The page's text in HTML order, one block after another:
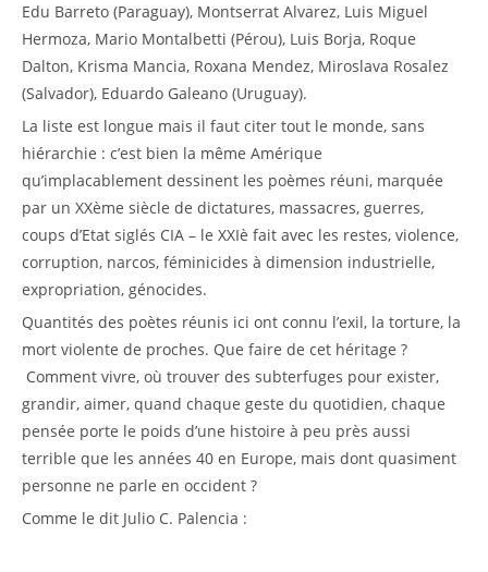
Edu Barreto (Paraguay), Montserrat Alvarez, Luis Miguel
Hermoza, Mario Montalbetti (Pérou), Luis Borja, Roque
Dalton, Krisma Mancia, Roxana Mendez, Miroslava Rosalez
(Salvador), Eduardo Galeano (Uruguay).
La liste est longue mais il faut citer tout le monde, sans
hiérarchie : c’est bien la même Amérique
qu’implacablement dessinent les poèmes réuni, marquée
par un XXème siècle de dictatures, massacres, guerres,
coups d’Etat siglés CIA – le XXIè fait avec les restes, violence,
corruption, narcos, féminicides à dimension industrielle,
expropriation, génocides.
Quantités des poètes réunis ici ont connu l’exil, la torture, la
mort violente de proches. Que faire de cet héritage ?
Comment vivre, où trouver des subterfuges pour exister,
grandir, aimer, quand chaque geste du quotidien, chaque
pensée porte le poids d’une histoire à peu près aussi
terrible que les années 40 en Europe, mais dont quasiment
personne ne parle en occident ?
Comme le dit Julio C. Palencia :